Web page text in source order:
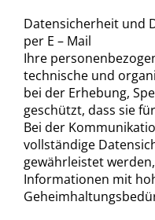
Datensicherheit und
per E – Mail
Ihre
technische und
bei der Erhebung,
geschützt, dass sie
Bei der
vollständige
gewährleistet
Informationen mit